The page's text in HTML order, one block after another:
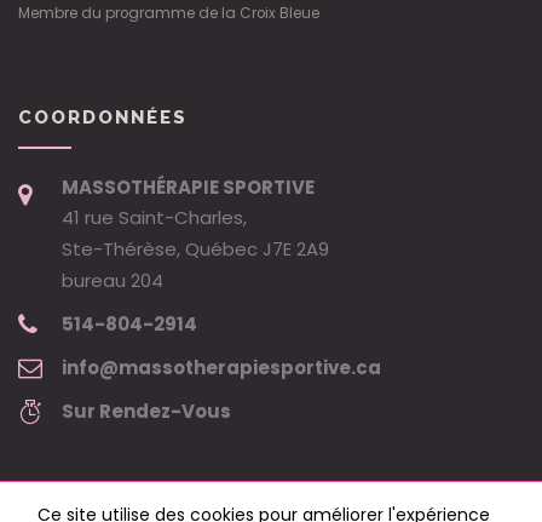
Membre du programme de la Croix Bleue
COORDONNÉES
MASSOTHÉRAPIE SPORTIVE
41 rue Saint-Charles,
Ste-Thérèse, Québec J7E 2A9
bureau 204
514-804-2914
info@massotherapiesportive.ca
Sur Rendez-Vous
Ce site utilise des cookies pour améliorer l'expérience